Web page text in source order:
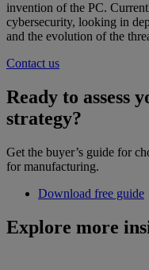
invention of the PC.
cybersecurity, looking in
and the evolution of the
Contact us
Ready to assess
strategy?
Get the buyer’s guide for
for manufacturing.
Download free guide
Explore more